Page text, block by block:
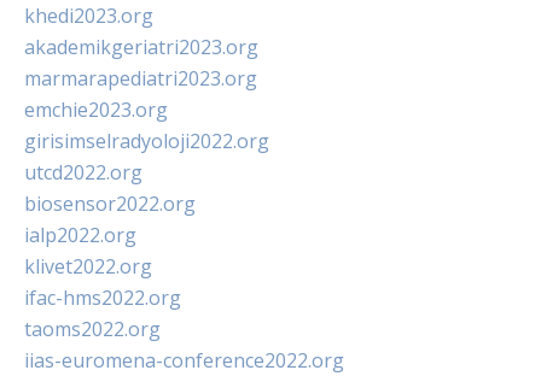
khedi2023.org
akademikgeriatri2023.org
marmarapediatri2023.org
emchie2023.org
girisimselradyoloji2022.org
utcd2022.org
biosensor2022.org
ialp2022.org
klivet2022.org
ifac-hms2022.org
taoms2022.org
iias-euromena-conference2022.org